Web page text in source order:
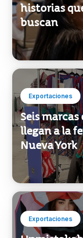
Exportaciones
Las marcas
historias
buscan
Exportaciones
Seis
llegan a la
Nueva York